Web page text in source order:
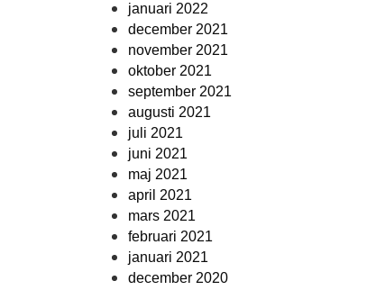
januari 2022
december 2021
november 2021
oktober 2021
september 2021
augusti 2021
juli 2021
juni 2021
maj 2021
april 2021
mars 2021
februari 2021
januari 2021
december 2020